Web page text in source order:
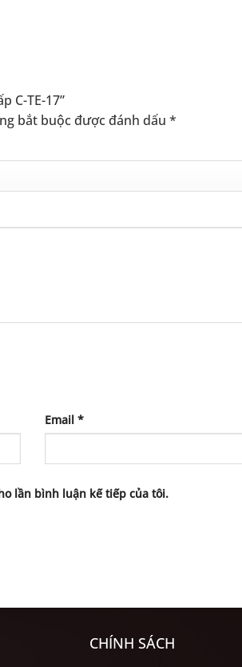
C-TE-17”
bắt buộc được đánh dấu *
Email *
lần bình luận kế tiếp của tôi.
CHÍNH SÁCH